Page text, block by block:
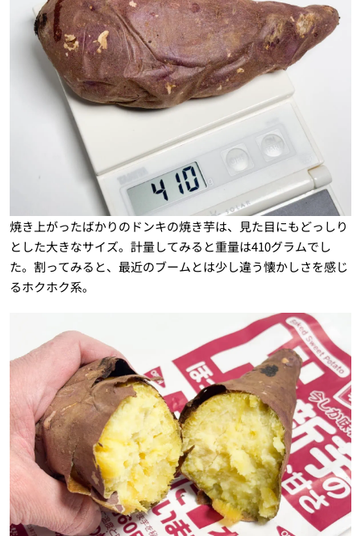
焼き上がったばかりのドンキの焼き芋は、見た目にもどっしり
とした大きなサイズ。計量してみると重量は410グラムでし
た。割ってみると、最近のブームとは少し違う懐かしさを感じ
るホクホク系。